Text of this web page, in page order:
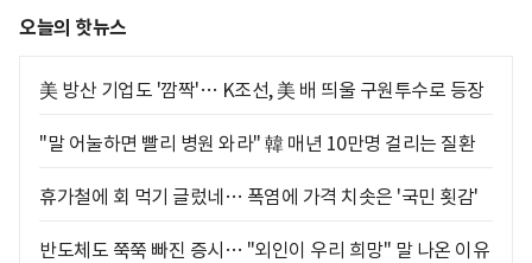
오늘의 핫뉴스
美 방산 기업도 '깜짝'… K조선, 美 배 띄울 구원투수로 등장
"말 어눌하면 빨리 병원 와라" 韓 매년 10만명 걸리는 질환
휴가철에 회 먹기 글렀네… 폭염에 가격 치솟은 '국민 횟감'
반도체도 쭉쭉 빠진 증시… "외인이 우리 희망" 말 나온 이유